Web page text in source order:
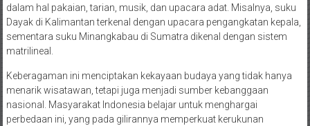
dalam hal pakaian, tarian, musik, dan upacara adat. Misalnya, suku
Dayak di Kalimantan terkenal dengan upacara pengangkatan kepala,
sementara suku Minangkabau di Sumatra dikenal dengan sistem
matrilineal.
Keberagaman ini menciptakan kekayaan budaya yang tidak hanya
menarik wisatawan, tetapi juga menjadi sumber kebanggaan
nasional. Masyarakat Indonesia belajar untuk menghargai
perbedaan ini, yang pada gilirannya memperkuat kerukunan